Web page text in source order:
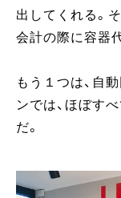
出してくれる。
会計の際に容器
もう１つは、自
ンでは、ほぼす
だ。